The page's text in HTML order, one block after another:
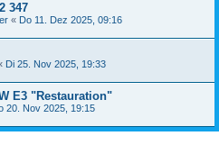
347
« Do 11. Dez 2025, 09:16
Di 25. Nov 2025, 19:33
E3 "Restauration"
20. Nov 2025, 19:15